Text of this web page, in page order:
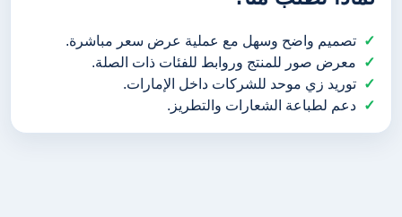
تصميم واضح وسهل مع عملية عرض سعر مباشرة.
معرض صور للمنتج وروابط للفئات ذات الصلة.
توريد زي موحد للشركات داخل الإمارات.
دعم لطباعة الشعارات والتطريز.